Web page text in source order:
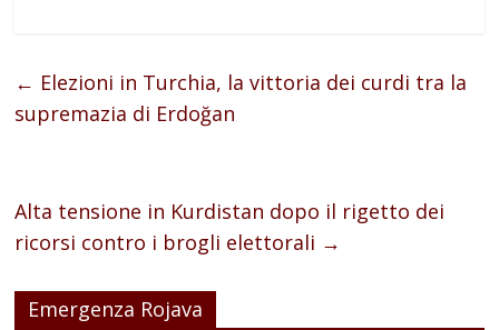
← Elezioni in Turchia, la vittoria dei curdi tra la
supremazia di Erdoğan
Alta tensione in Kurdistan dopo il rigetto dei
ricorsi contro i brogli elettorali →
Emergenza Rojava